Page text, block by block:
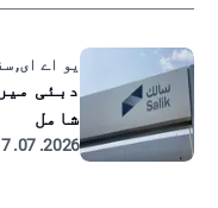
یو اے ای,
شامل
2026. 07. 17